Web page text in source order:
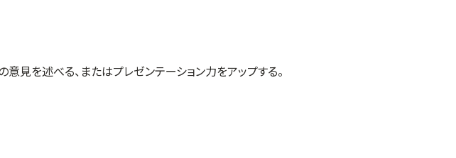
見を述べる、またはプレゼンテーション力をアップする。